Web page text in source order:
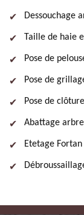
Dessouchage
Taille de haie
Pose de
Pose de
Pose de
Abattage
Etetage Fortan